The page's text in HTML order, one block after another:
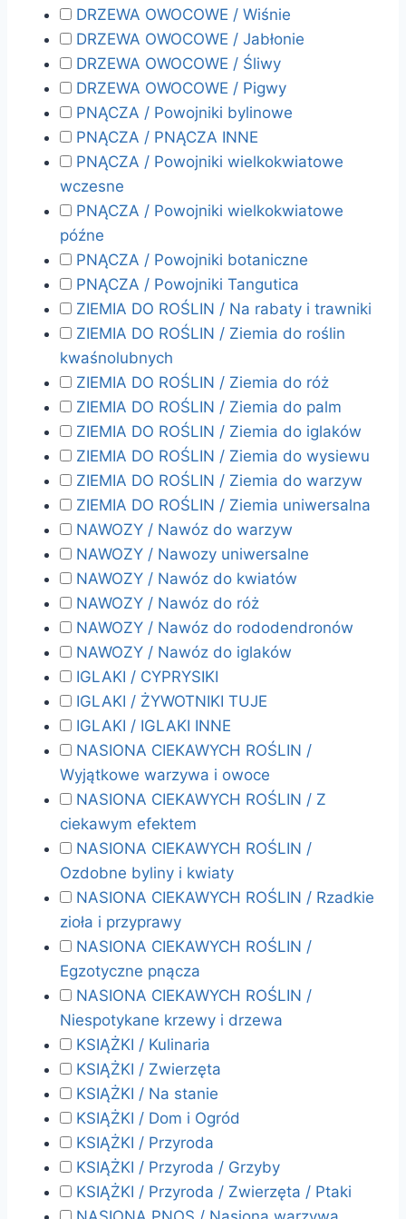
DRZEWA OWOCOWE / Wiśnie
DRZEWA OWOCOWE / Jabłonie
DRZEWA OWOCOWE / Śliwy
DRZEWA OWOCOWE / Pigwy
PNĄCZA / Powojniki bylinowe
PNĄCZA / PNĄCZA INNE
PNĄCZA / Powojniki wielkokwiatowe
wczesne
PNĄCZA / Powojniki wielkokwiatowe
późne
PNĄCZA / Powojniki botaniczne
PNĄCZA / Powojniki Tangutica
ZIEMIA DO ROŚLIN / Na rabaty i trawniki
ZIEMIA DO ROŚLIN / Ziemia do roślin
kwaśnolubnych
ZIEMIA DO ROŚLIN / Ziemia do róż
ZIEMIA DO ROŚLIN / Ziemia do palm
ZIEMIA DO ROŚLIN / Ziemia do iglaków
ZIEMIA DO ROŚLIN / Ziemia do wysiewu
ZIEMIA DO ROŚLIN / Ziemia do warzyw
ZIEMIA DO ROŚLIN / Ziemia uniwersalna
NAWOZY / Nawóz do warzyw
NAWOZY / Nawozy uniwersalne
NAWOZY / Nawóz do kwiatów
NAWOZY / Nawóz do róż
NAWOZY / Nawóz do rododendronów
NAWOZY / Nawóz do iglaków
IGLAKI / CYPRYSIKI
IGLAKI / ŻYWOTNIKI TUJE
IGLAKI / IGLAKI INNE
NASIONA CIEKAWYCH ROŚLIN /
Wyjątkowe warzywa i owoce
NASIONA CIEKAWYCH ROŚLIN / Z
ciekawym efektem
NASIONA CIEKAWYCH ROŚLIN /
Ozdobne byliny i kwiaty
NASIONA CIEKAWYCH ROŚLIN / Rzadkie
zioła i przyprawy
NASIONA CIEKAWYCH ROŚLIN /
Egzotyczne pnącza
NASIONA CIEKAWYCH ROŚLIN /
Niespotykane krzewy i drzewa
KSIĄŻKI / Kulinaria
KSIĄŻKI / Zwierzęta
KSIĄŻKI / Na stanie
KSIĄŻKI / Dom i Ogród
KSIĄŻKI / Przyroda
KSIĄŻKI / Przyroda / Grzyby
KSIĄŻKI / Przyroda / Zwierzęta / Ptaki